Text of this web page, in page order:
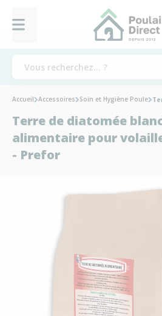
Accueil Accessoires Soin et Hygiène Poule
Terre de diatomée
alimentaire pour
- Prefor